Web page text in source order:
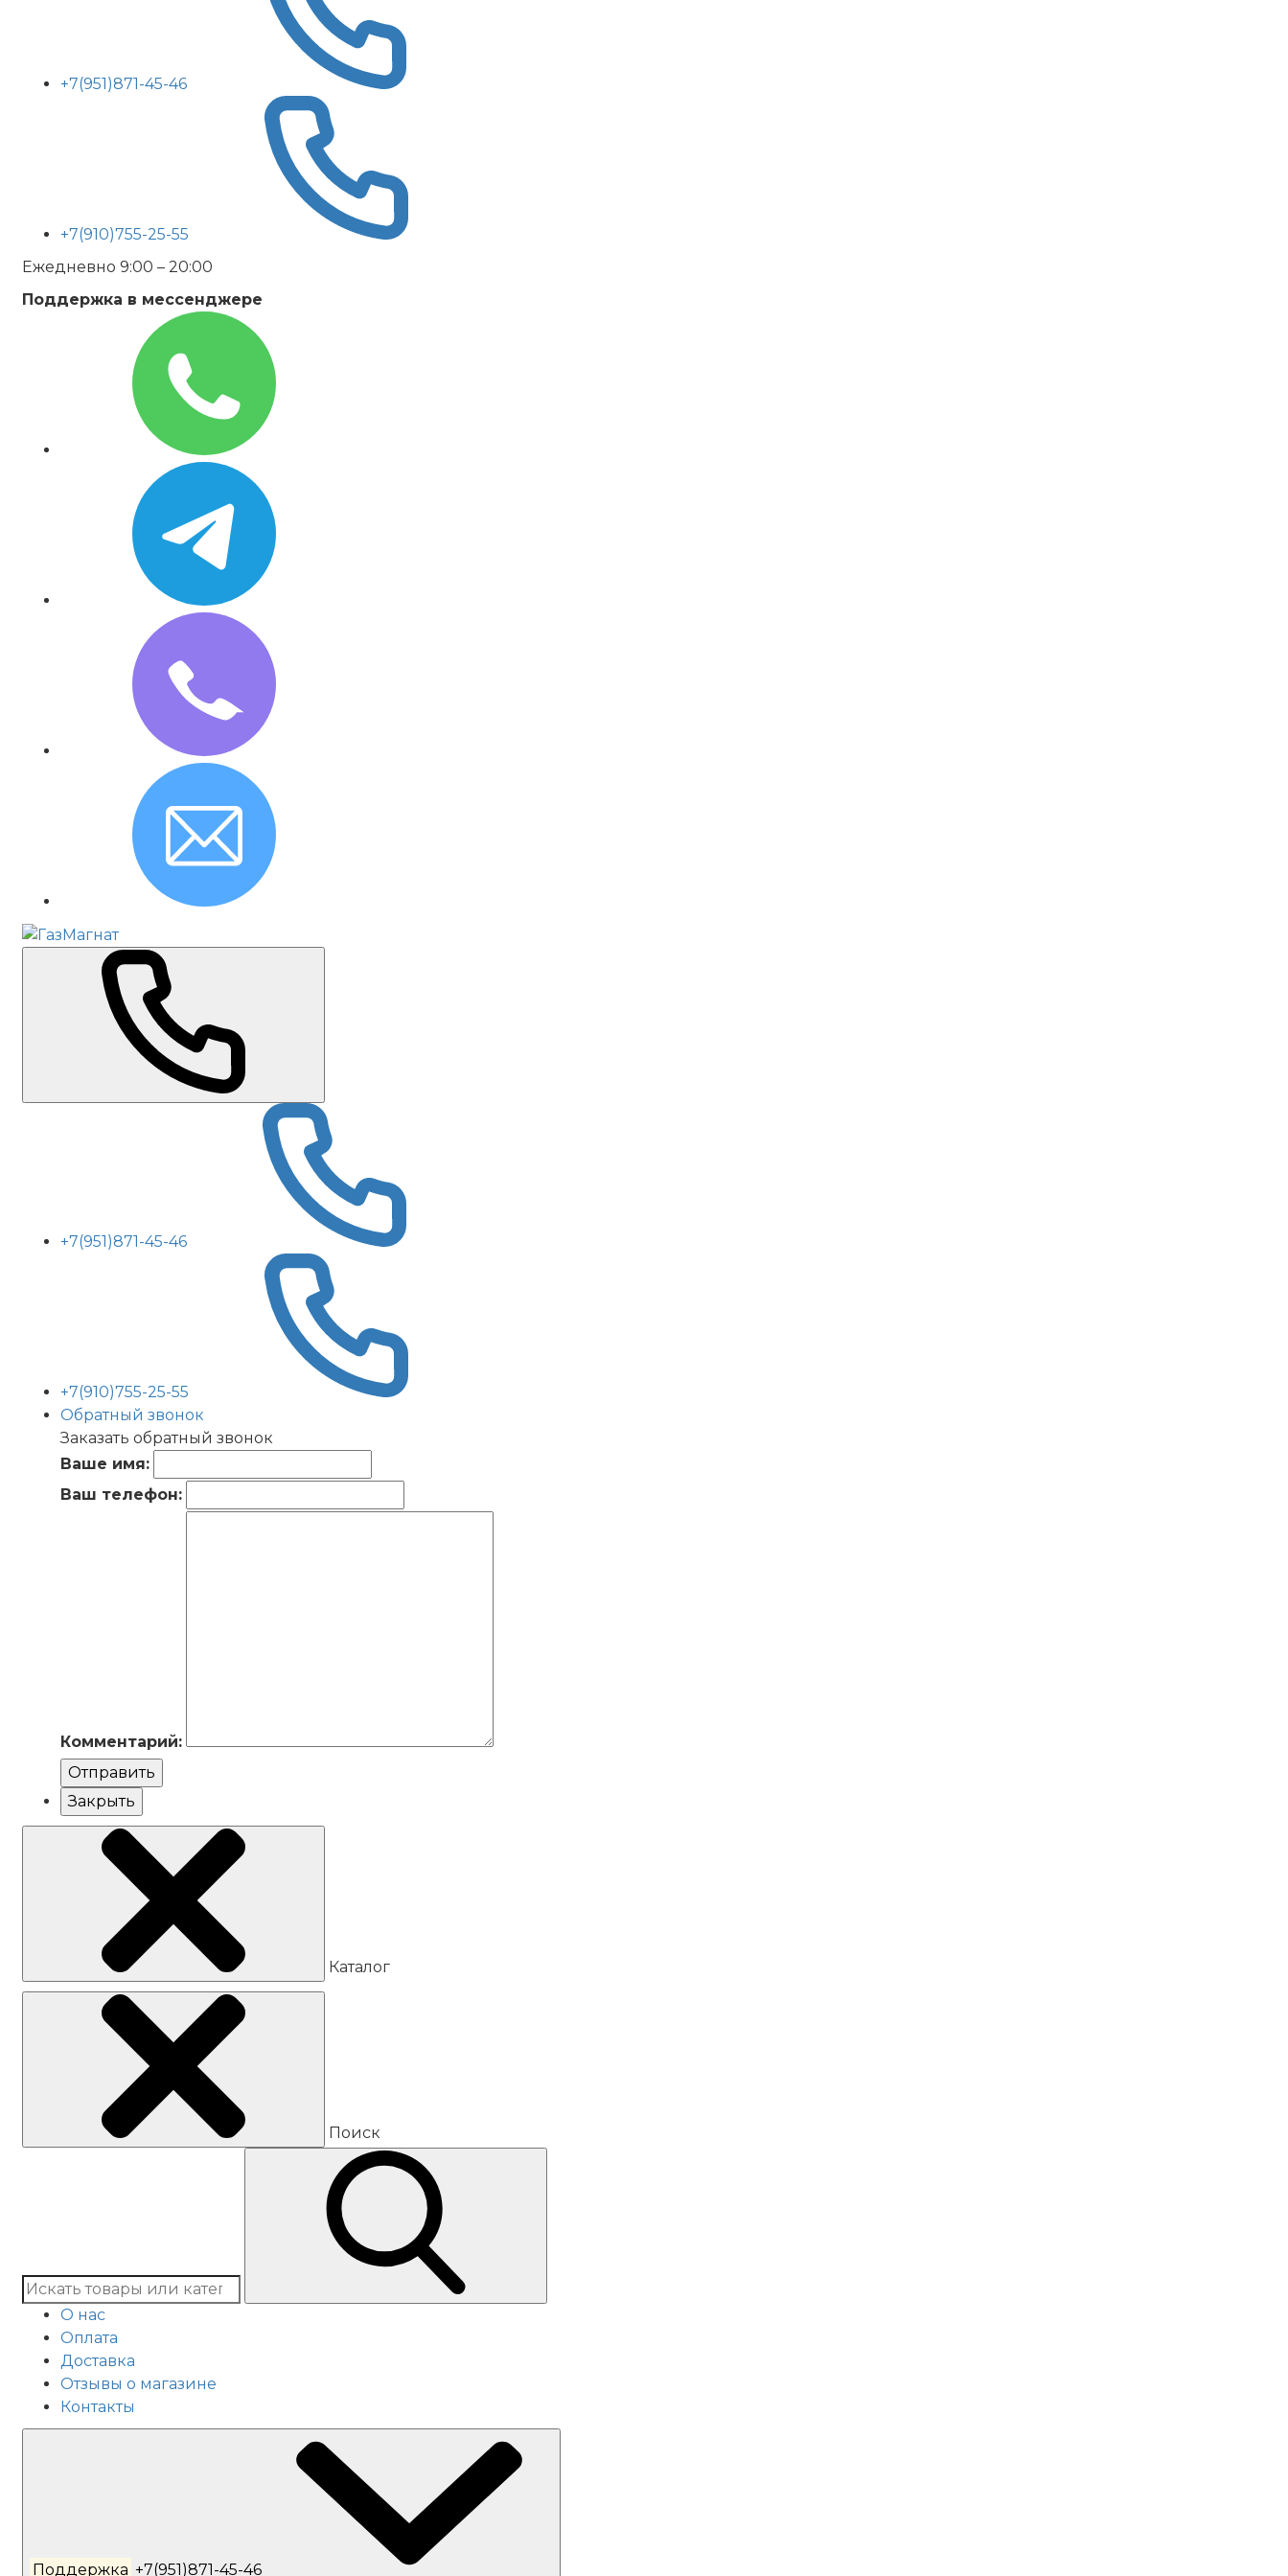
+7(951)871-45-46
+7(910)755-25-55
Ежедневно 9:00 – 20:00
Поддержка в мессенджере
+7(951)871-45-46
+7(910)755-25-55
Обратный звонок
Заказать обратный звонок
Ваше имя:
Ваш телефон:
Комментарий:
Отправить
Закрыть
Каталог
Поиск
О нас
Оплата
Доставка
Отзывы о магазине
Контакты
Поддержка +7(951)871-45-46